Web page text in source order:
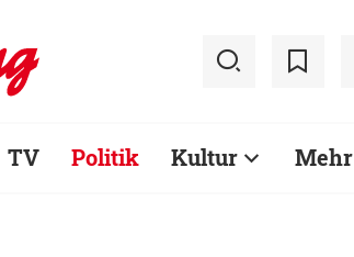
TV Politik Kultur Mehr